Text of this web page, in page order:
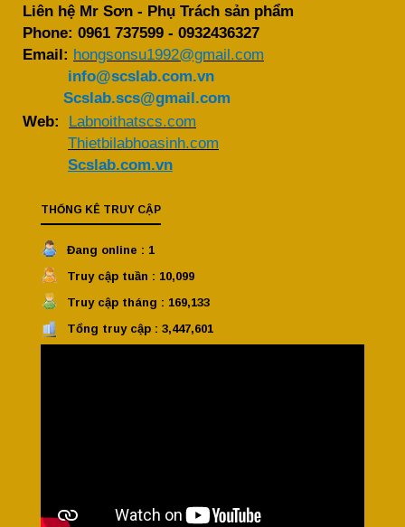
Liên hệ Mr Sơn - Phụ Trách sản phẩm
Phone: 0961 737599 - 0932436327
Email: hongsonsu1992@gmail.com
info@scslab.com.vn
Scslab.scs@gmail.com
Web:
Labnoithatscs.com
Thietbilabhoasinh.com
Scslab.com.vn
THỐNG KÊ TRUY CẬP
Đang online : 1
Truy cập tuần : 10,099
Truy cập tháng : 169,133
Tổng truy cập : 3,447,601